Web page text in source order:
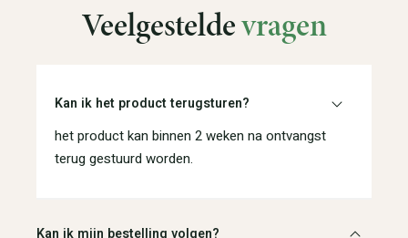
Veelgesteldevragen
Kan ik het product terugsturen?
het product kan binnen 2 weken na ontvangst
terug gestuurd worden.
Kan ik mijn bestelling volgen?